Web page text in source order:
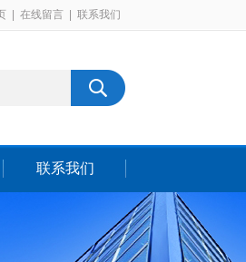
在线留言 联系我们
联系我们